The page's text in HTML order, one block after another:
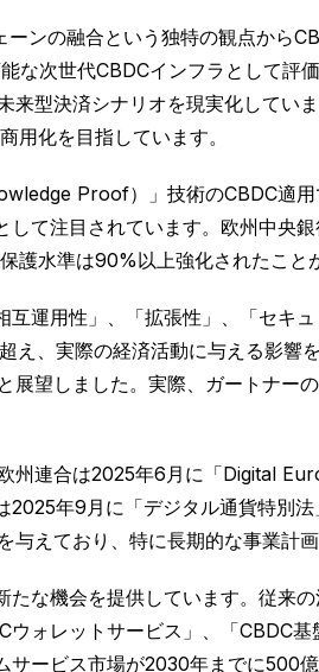
ンの融合という独特の観点から
次世代CBDCインフラとして評
型決済シナリオを現実化して
用化を目指しています。
Proof）」技術のCBDC適
て注目されています。欧州中央
護水準は90%以上強化されたこと
運用性」、「拡張性」、「セキ
え、実際の経済活動に与える影
展望しました。実際、ガートナ
州連合は2025年6月に「Digital
年9月に「デジタル通貨特別
えており、特に長期的な事業計
な機会を提供しています。従来
ォレットサービス」、「CBDC
ービス市場が2030年までに500